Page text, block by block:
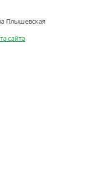
Плышевская
сайта